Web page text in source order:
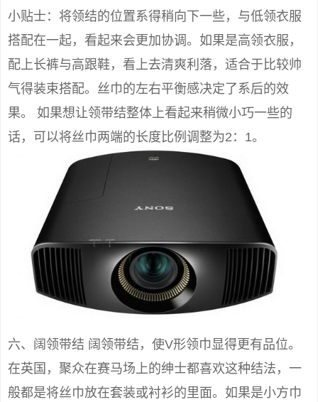
小贴士：将领结的位置系得稍向下一些，与低领衣服
搭配在一起，看起来会更加协调。如果是高领衣服，
配上长裤与高跟鞋，看上去清爽利落，适合于比较帅
气得装束搭配。丝巾的左右平衡感决定了系后的效
果。 如果想让领带结整体上看起来稍微小巧一些的
话，可以将丝巾两端的长度比例调整为2：1。
六、阔领带结 阔领带结，使V形领巾显得更有品位。
在英国，聚众在赛马场上的绅士都喜欢这种结法，一
般都是将丝巾放在套装或衬衫的里面。如果是小方巾